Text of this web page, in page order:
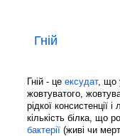
Гній
Гній - це ексудат, що
жовтуватого,
рідкої консистенції
кількість білка, що
бактерії (живі чи